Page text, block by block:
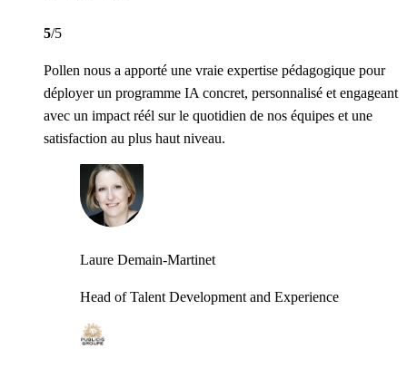
5/5
Pollen nous a apporté une vraie expertise pédagogique pour
déployer un programme IA concret, personnalisé et engageant
avec un impact réél sur le quotidien de nos équipes et une
satisfaction au plus haut niveau.
Laure Demain-Martinet
Head of Talent Development and Experience